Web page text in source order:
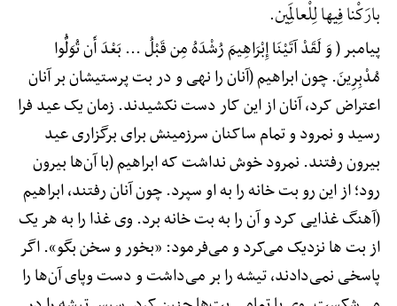
بارَکْنا فِیها لِلْعالَمِین.
پیامبر ( وَ لَقَدْ آتَیْنَا إِبْرَاهِیمَ رُشْدَهُ مِن قَبْلُ ... بَعْدَ أَن تُوَلُّوا
مُدْبِرِینَ. چون ابراهیم (آنان را نهی و در بت پرستیشان بر آنان
اعتراض کرد، آنان از این کار دست نکشیدند. زمان یک عید فرا
رسید و نمرود و تمام ساکنان سرزمینش برای برگزاری عید
بیرون رفتند. نمرود خوش نداشت که ابراهیم (با آن‌ها بیرون
رود؛ از این رو بت خانه را به او سپرد. چون آنان رفتند، ابراهیم
(آهنگ غذایی کرد و آن را به بت خانه برد. وی غذا را به هر یک
از بت ها نزدیک می‌کرد و می‌فرمود: «بخور و سخن بگو». اگر
پاسخی نمی‌دادند، تیشه را بر می‌داشت و دست وپای آن‌ها را